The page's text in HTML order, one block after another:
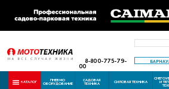
8-800-775-79-
00
КАТАЛОГ ПНЕВМО
ОБОРУДОВАНИЕ
САДОВАЯ
ТЕХНИКА СИЛОВАЯ ТЕХНИКА И